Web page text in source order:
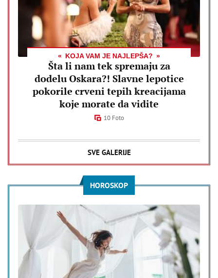
KOJA VAM JE NAJLEPŠA?
Šta li nam tek spremaju za
dodelu Oskara?! Slavne lepotice
pokorile crveni tepih kreacijama
koje morate da vidite
10 Foto
SVE GALERIJE
HOROSKOP